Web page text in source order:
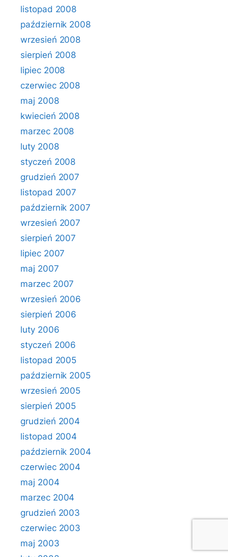
listopad 2008
październik 2008
wrzesień 2008
sierpień 2008
lipiec 2008
czerwiec 2008
maj 2008
kwiecień 2008
marzec 2008
luty 2008
styczeń 2008
grudzień 2007
listopad 2007
październik 2007
wrzesień 2007
sierpień 2007
lipiec 2007
maj 2007
marzec 2007
wrzesień 2006
sierpień 2006
luty 2006
styczeń 2006
listopad 2005
październik 2005
wrzesień 2005
sierpień 2005
grudzień 2004
listopad 2004
październik 2004
czerwiec 2004
maj 2004
marzec 2004
grudzień 2003
czerwiec 2003
maj 2003